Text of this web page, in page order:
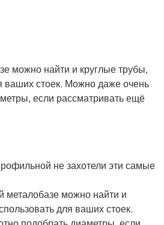
можно найти и круглые трубы,
ваших стоек. Можно даже очень
если рассматривать ещё
не захотели эти самые
металобазе можно найти и
для ваших стоек.